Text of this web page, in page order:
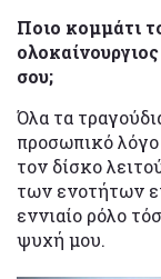
Ποιο κομμάτι
σου;
Όλα τα
προσωπικό
τον δίσκο
των ενοτήτων
εννιαίο ρόλο
ψυχή μου.